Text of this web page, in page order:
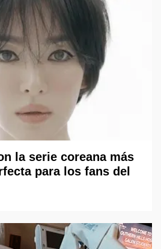
la serie coreana más
para los fans del